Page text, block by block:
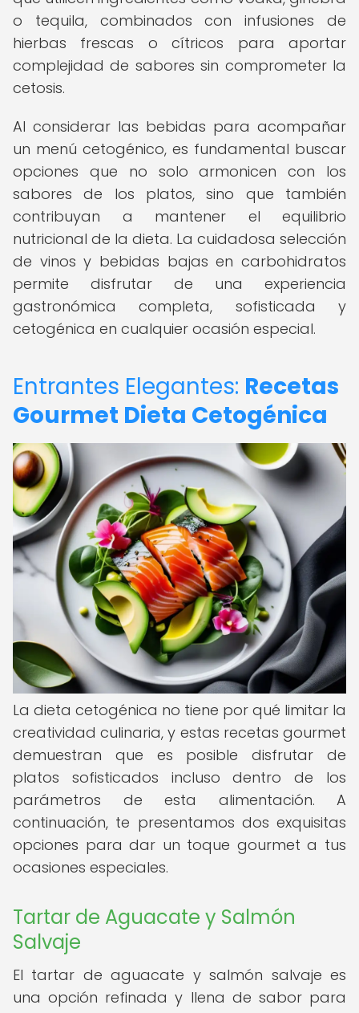
o tequila, combinados con infusiones de
hierbas frescas o cítricos para aportar
complejidad de sabores sin comprometer la
cetosis.
Al considerar las bebidas para acompañar
un menú cetogénico, es fundamental buscar
opciones que no solo armonicen con los
sabores de los platos, sino que también
contribuyan a mantener el equilibrio
nutricional de la dieta. La cuidadosa selección
de vinos y bebidas bajas en carbohidratos
permite disfrutar de una experiencia
gastronómica completa, sofisticada y
cetogénica en cualquier ocasión especial.
Entrantes Elegantes: Recetas
Gourmet Dieta Cetogénica
La dieta cetogénica no tiene por qué limitar la
creatividad culinaria, y estas recetas gourmet
demuestran que es posible disfrutar de
platos sofisticados incluso dentro de los
parámetros de esta alimentación. A
continuación, te presentamos dos exquisitas
opciones para dar un toque gourmet a tus
ocasiones especiales.
Tartar de Aguacate y Salmón
Salvaje
El tartar de aguacate y salmón salvaje es
una opción refinada y llena de sabor para